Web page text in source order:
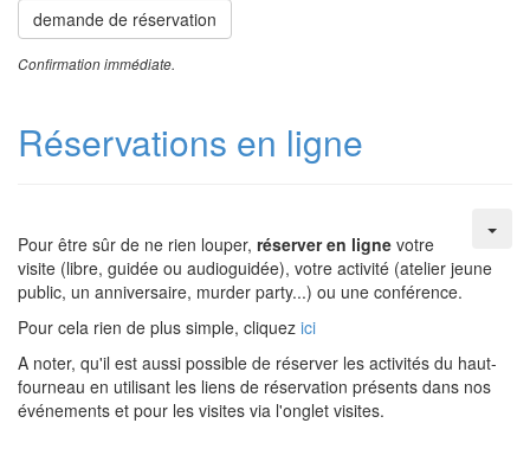
demande de réservation
Confirmation immédiate.
Réservations en ligne
Pour être sûr de ne rien louper, réserver en ligne votre
visite (libre, guidée ou audioguidée), votre activité (atelier jeune
public, un anniversaire, murder party...) ou une conférence.
Pour cela rien de plus simple, cliquez ici
A noter, qu'il est aussi possible de réserver les activités du haut-
fourneau en utilisant les liens de réservation présents dans nos
événements et pour les visites via l'onglet visites.